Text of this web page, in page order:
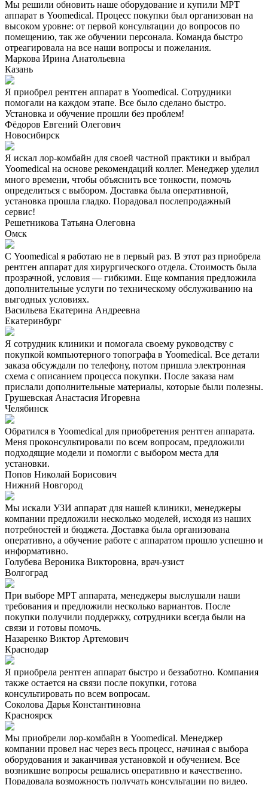
Мы решили обновить наше оборудование и купили МРТ
аппарат в Yoomedical. Процесс покупки был организован на
высоком уровне: от первой консультации до вопросов по
помещению, так же обучении персонала. Команда быстро
отреагировала на все наши вопросы и пожелания.
Маркова Ирина Анатольевна
Казань
Я приобрел рентген аппарат в Yoomedical. Сотрудники
помогали на каждом этапе. Все было сделано быстро.
Установка и обучение прошли без проблем!
Фёдоров Евгений Олегович
Новосибирск
Я искал лор-комбайн для своей частной практики и выбрал
Yoomedical на основе рекомендаций коллег. Менеджер уделил
много времени, чтобы объяснить все тонкости, помочь
определиться с выбором. Доставка была оперативной,
установка прошла гладко. Порадовал послепродажный
сервис!
Решетникова Татьяна Олеговна
Омск
С Yoomedical я работаю не в первый раз. В этот раз приобрела
рентген аппарат для хирургического отдела. Стоимость была
прозрачной, условия — гибкими. Еще компания предложила
дополнительные услуги по техническому обслуживанию на
выгодных условиях.
Васильева Екатерина Андреевна
Екатеринбург
Я сотрудник клиники и помогала своему руководству с
покупкой компьютерного топографа в Yoomedical. Все детали
заказа обсуждали по телефону, потом пришла электронная
схема с описанием процесса покупки. После заказа нам
прислали дополнительные материалы, которые были полезны.
Грушевская Анастасия Игоревна
Челябинск
Обратился в Yoomedical для приобретения рентген аппарата.
Меня проконсультировали по всем вопросам, предложили
подходящие модели и помогли с выбором места для
установки.
Попов Николай Борисович
Нижний Новгород
Мы искали УЗИ аппарат для нашей клиники, менеджеры
компании предложили несколько моделей, исходя из наших
потребностей и бюджета. Доставка была организована
оперативно, а обучение работе с аппаратом прошло успешно и
информативно.
Голубева Вероника Викторовна, врач-узист
Волгоград
При выборе МРТ аппарата, менеджеры выслушали наши
требования и предложили несколько вариантов. После
покупки получили поддержку, сотрудники всегда были на
связи и готовы помочь.
Назаренко Виктор Артемович
Краснодар
Я приобрела рентген аппарат быстро и беззаботно. Компания
также остается на связи после покупки, готова
консультировать по всем вопросам.
Соколова Дарья Константиновна
Красноярск
Мы приобрели лор-комбайн в Yoomedical. Менеджер
компании провел нас через весь процесс, начиная с выбора
оборудования и заканчивая установкой и обучением. Все
возникшие вопросы решались оперативно и качественно.
Порадовала возможность получать консультации по видео.